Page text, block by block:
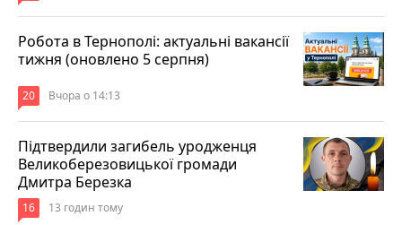
Робота в Тернополі: актуальні вакансії
тижня (оновлено 5 серпня)
20 Вчора о 14:13
Підтвердили загибель уродженця
Великоберезовицької громади
Дмитра Березка
16 13 годин тому